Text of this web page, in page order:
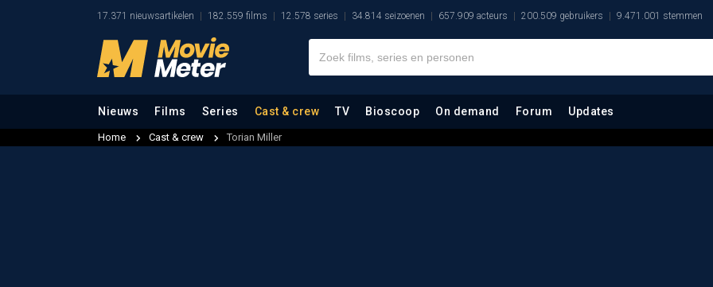
17.371 nieuwsartikelen 182.559 films 12.578 series 34.814 seizoenen 657.909 acteurs 200.509 gebruikers 9.471.001 stemmen
Nieuws Films Series Cast & crew TV Bioscoop On demand Forum Updates
Home Cast & crew Torian Miller